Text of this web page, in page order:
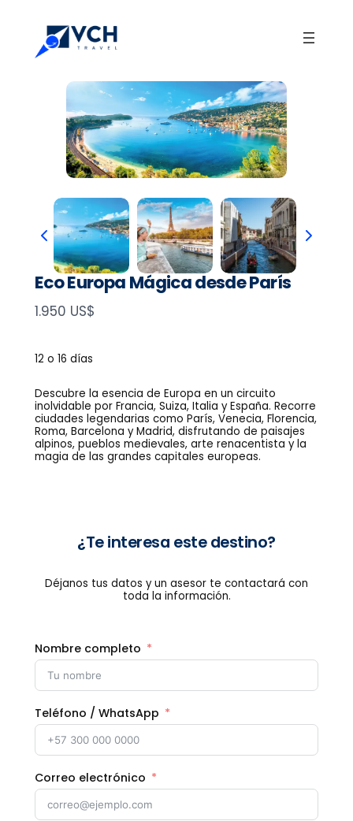
Eco Europa Mágica desde París
N
w
1.950 US$
12 o 16 días
Descubre la esencia de Europa en un circuito
inolvidable por Francia, Suiza, Italia y España. Recorre
ciudades legendarias como París, Venecia, Florencia,
Roma, Barcelona y Madrid, disfrutando de paisajes
alpinos, pueblos medievales, arte renacentista y la
magia de las grandes capitales europeas.
¿Te interesa este destino?
Déjanos tus datos y un asesor te contactará con
toda la información.
Nombre completo
Teléfono / WhatsApp
Correo electrónico